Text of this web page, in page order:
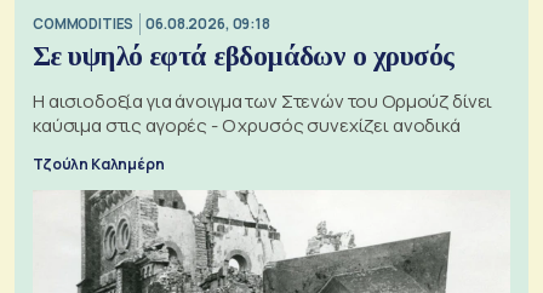
COMMODITIES 06.08.2026, 09:18
Σε υψηλό εφτά εβδομάδων ο χρυσός
Η αισιοδοξία για άνοιγμα των Στενών του Ορμούζ δίνει
καύσιμα στις αγορές - Ο χρυσός συνεχίζει ανοδικά
Τζούλη Καλημέρη